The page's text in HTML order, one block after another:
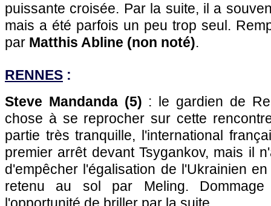
puissante croisée. Par la suite, il a
mais a été parfois un peu trop seul.
par Matthis Abline (non noté).
RENNES :
Steve Mandanda (5) : le gardien de
chose à se reprocher sur cette
partie très tranquille, l'international
premier arrêt devant Tsygankov, mais il
d'empêcher l'égalisation de l'Ukrainien
retenu au sol par Meling.